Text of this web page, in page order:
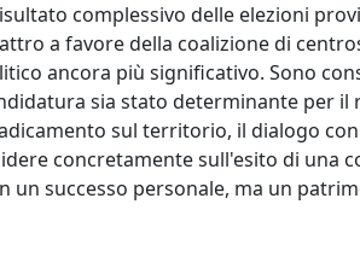
complessivo delle elezioni
a favore della coalizione di
ancora più significativo. Sono
sia stato determinante per
sul territorio, il dialogo
concretamente sull'esito di una
un successo personale, ma un